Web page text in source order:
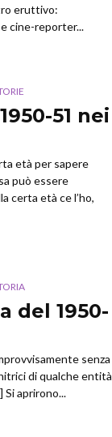
eruttivo:
cine-reporter...
51 nei
età per sapere
può essere
certa età ce l’ho,
del 1950-
senza
di qualche entità
Si aprirono...